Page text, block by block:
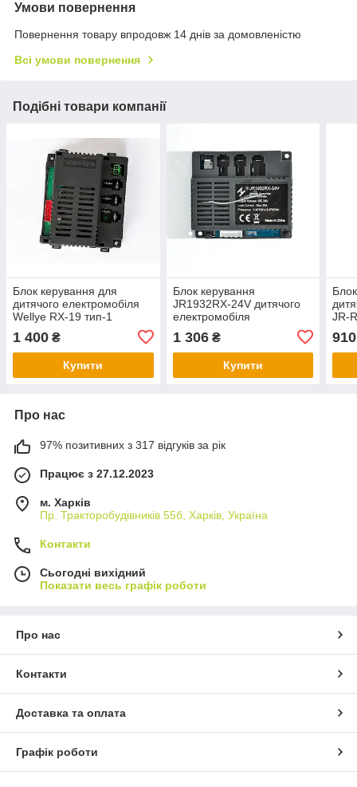
Умови повернення
Повернення товару впродовж 14 днів за домовленістю
Всі умови повернення
Подібні товари компанії
Блок керування для
дитячого електромобіля
Wellye RX-19 тип-1
1 400 ₴
Купити
Блок керування
JR1932RX-24V дитячого
електромобіля
1 306₴
Купити
JR-
910
Про нас
97% позитивних з 317 відгуків за рік
Працює з 27.12.2023
м. Харків
Пр. Тракторобудiвникiв 55б, Харків, Україна
Контакти
Сьогодні вихідний
Показати весь графік роботи
Про нас
Контакти
Доставка та оплата
Графік роботи